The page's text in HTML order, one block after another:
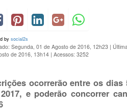
by social2s
Segunda, 01 de Agosto de 2016, 12h23 |
de 2016, 13h14 | Acessos: 3252
ocorrerão entre os
e poderão concorrer